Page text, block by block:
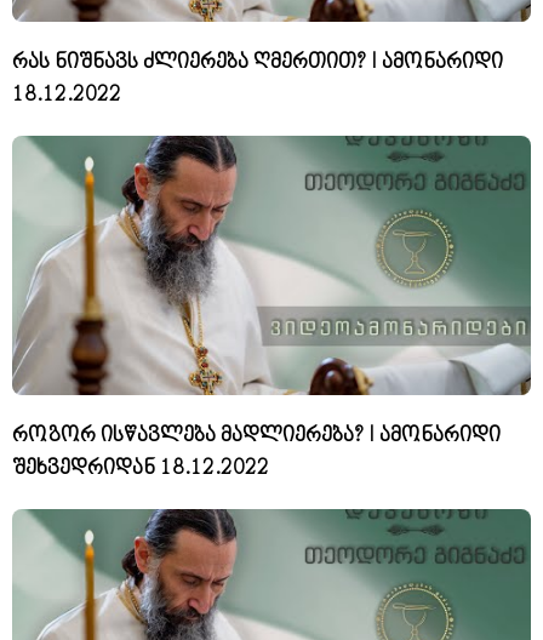
რას ნიშნავს ძლიერება ღმერთით? I ამონარიდი
18.12.2022
როგორ ისწავლება მადლიერება? I ამონარიდი
შეხვედრიდან 18.12.2022